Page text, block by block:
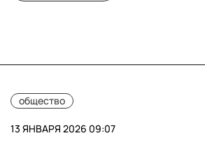
общество
13 ЯНВАРЯ 2026 09:07